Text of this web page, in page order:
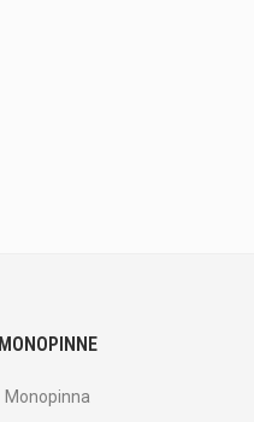
MONOPINNE
Monopinna